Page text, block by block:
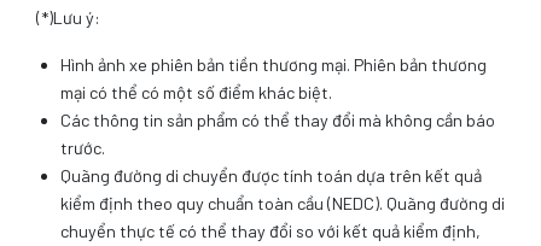
(*)Lưu ý:
Hình ảnh xe phiên bản tiền thương mại. Phiên bản thương
mại có thể có một số điểm khác biệt.
Các thông tin sản phẩm có thể thay đổi mà không cần báo
trước.
Quãng đường di chuyển được tính toán dựa trên kết quả
kiểm định theo quy chuẩn toàn cầu (NEDC). Quãng đường di
chuyển thực tế có thể thay đổi so với kết quả kiểm định,